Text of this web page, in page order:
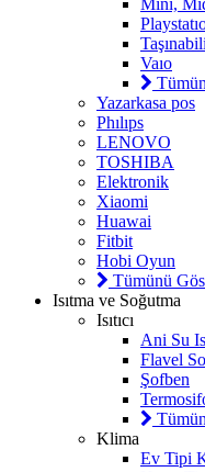
Mini,
Vaıo
Yazarkasa pos
Phılıps
LENOVO
TOSHIBA
Elektronik
Xiaomi
Huawai
Fitbit
Hobi Oyun
Tümünü
Isıtma ve Soğutma
Isıtıcı
Ani Su
Flavel
Şofben
Klima
Ev Tipi